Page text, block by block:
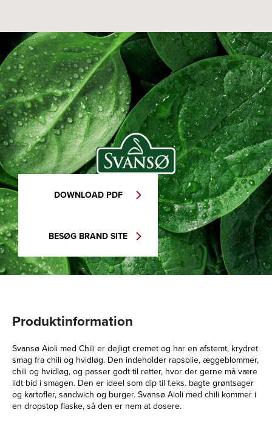
DOWNLOAD PDF
BESØG BRAND SITE
Produktinformation
Svansø Aioli med Chili er dejligt cremet og har en afstemt, krydret
smag fra chili og hvidløg. Den indeholder rapsolie, æggeblommer,
chili og hvidløg, og passer godt til retter, hvor der gerne må være
lidt bid i smagen. Den er ideel som dip til f.eks. bagte grøntsager
og kartofler, sandwich og burger. Svansø Aioli med chili kommer i
en dropstop flaske, så den er nem at dosere.